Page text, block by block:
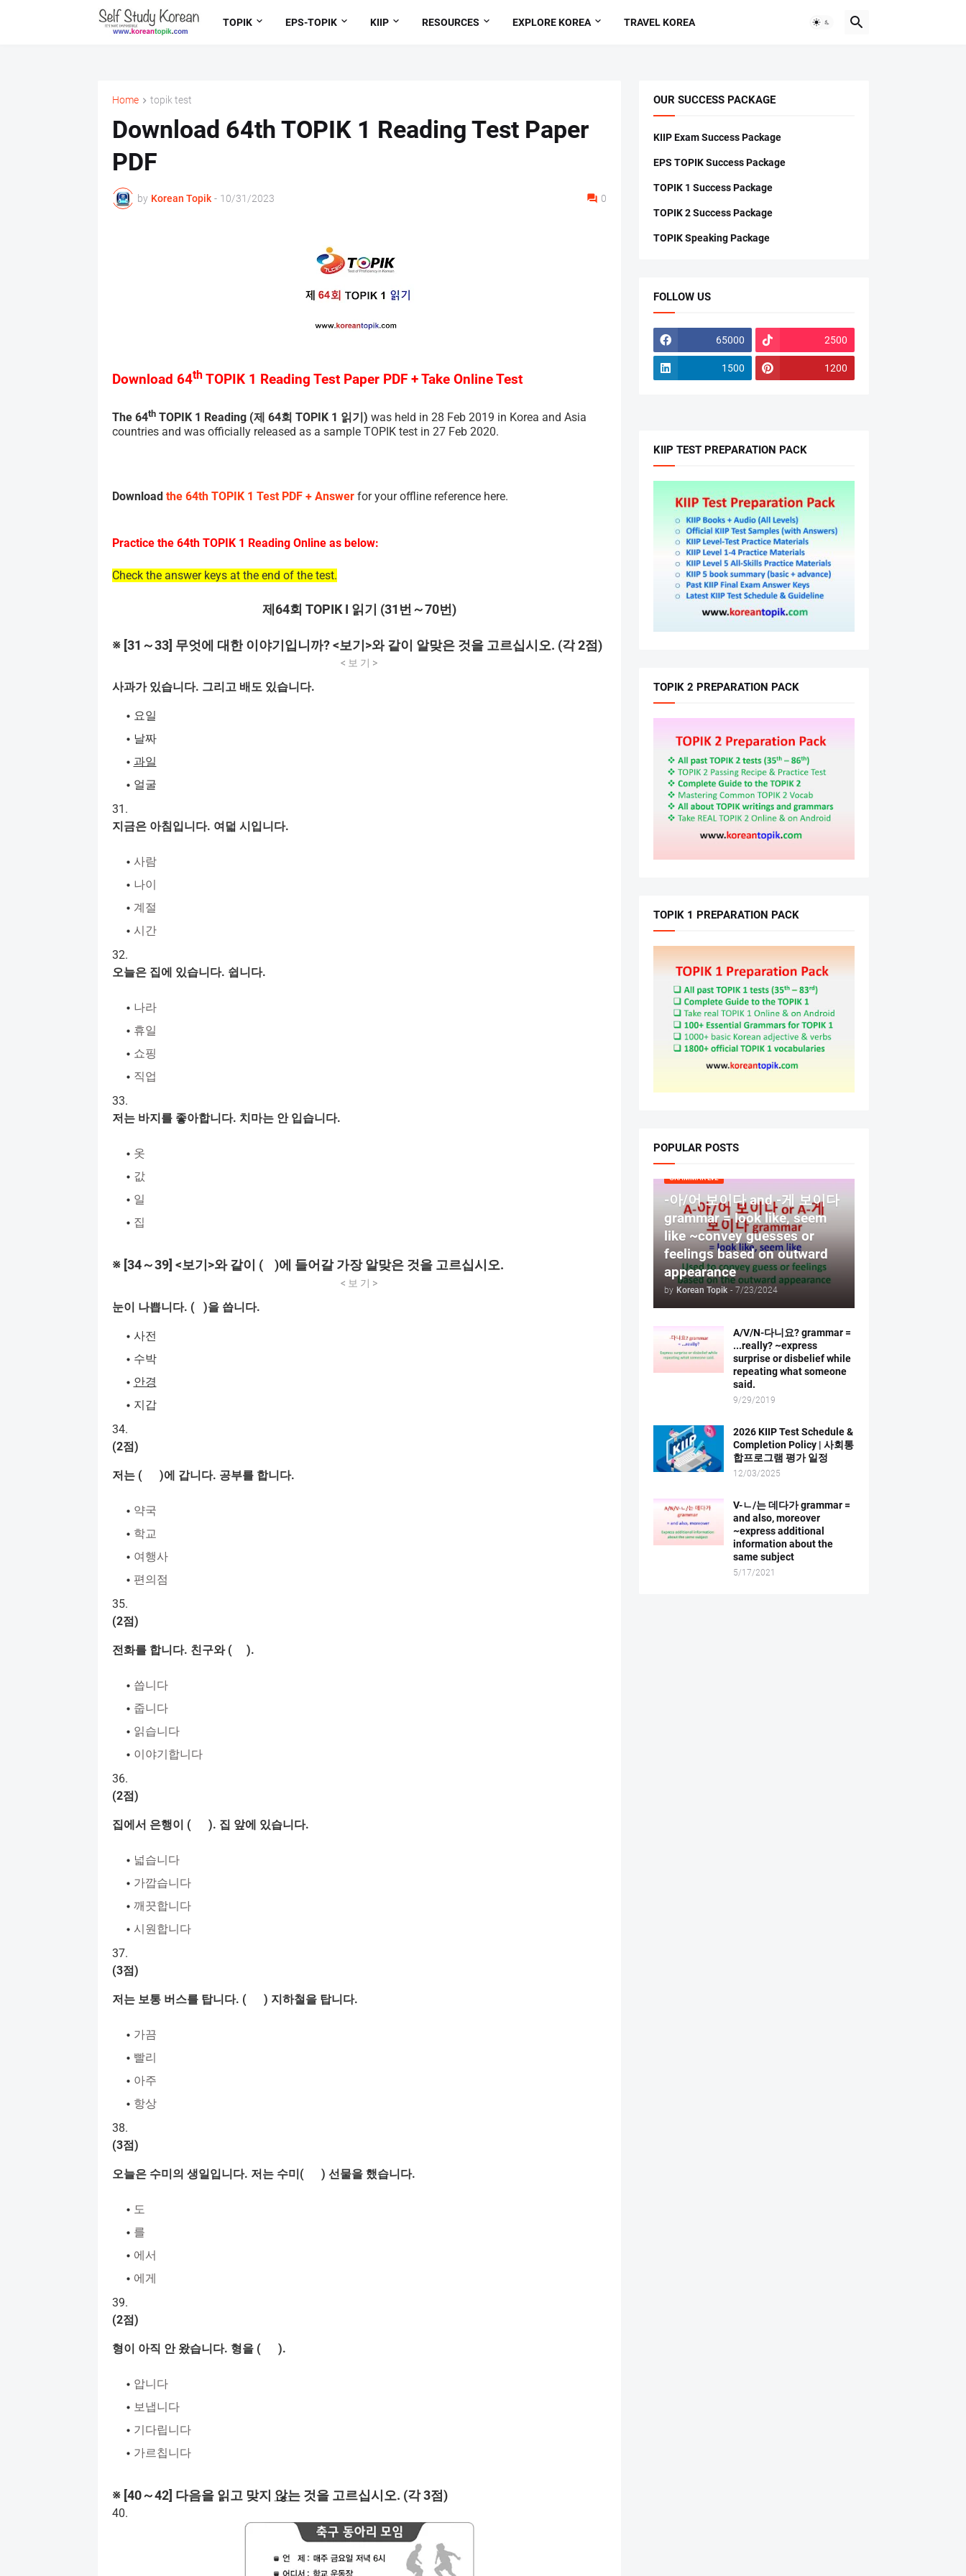
TOPIK EPS-TOPIK KIIP RESOURCES EXPLORE KOREA TRAVEL KOREA
Home topik test
Download 64th TOPIK 1 Reading Test Paper
PDF
by Korean Topik - 10/31/2023 0
Download 64thTOPIK 1 Reading Test Paper PDF + Take Online Test
The 64thTOPIK 1 Reading (제 64회 TOPIK 1 읽기) was held in 28 Feb 2019 in Korea and Asia
countries and was officially released as a sample TOPIK test in 27 Feb 2020.
Download the 64th TOPIK 1 Test PDF + Answer for your offline reference here.
Practice the 64th TOPIK 1 Reading Online as below:
Check the answer keys at the end of the test.
제64회 TOPIK I 읽기 (31 번～70번)
※[31 ～33] 무엇에 대한 이야기입니까? <보기>와 같이 알맞은 것을 고르십시오. (각2점)
< 보 기 >
사과가 있습니다. 그리고 배도 있습니다.
요일
날짜
과일
얼굴
31.
지금은 아침입니다. 여덟 시입니다.
사람
나이
계절
시간
32.
오늘은 집에 있습니다. 쉽니다.
나라
휴일
쇼핑
직업
33.
저는 바지를 좋아합니다. 치마는 안 입습니다.
옷
값
일
집
※[34～39] <보기>와 같이 ( )에 들어갈 가장 알맞은 것을 고르십시오.
< 보 기 >
눈이 나쁩니다. ( )을 씁니다.
사전
수박
안경
지갑
34.
(2점)
저는( )에 갑니다. 공부를 합니다.
약국
학교
여행사
편의점
35.
(2점)
전화를 합니다. 친구와( ).
씁니다
줍니다
읽습니다
이야기합니다
36.
(2점)
집에서 은행이 ( ). 집 앞에 있습니다.
넓습니다
가깝습니다
깨끗합니다
시원합니다
37.
(3점)
저는 보통 버스를 탑니다. ( ) 지하철을 탑니다.
가끔
빨리
아주
항상
38.
(3점)
오늘은 수미의 생일입니다. 저는 수미( ) 선물을 했습니다.
도
를
에서
에게
39.
(2점)
형이 아직 안 왔습니다. 형을( ).
압니다
보냅니다
기다립니다
가르칩니다
※[40～42] 다음을 읽고 맞지 않는 것을 고르십시오. (각3점)
40.
OUR SUCCESS PACKAGE
KIIP Exam Success Package
EPS TOPIK Success Package
TOPIK 1 Success Package
TOPIK 2 Success Package
TOPIK Speaking Package
FOLLOW US
65000 2500
1500 1200
KIIP TEST PREPARATION PACK
TOPIK 2 PREPARATION PACK
TOPIK 1 PREPARATION PACK
POPULAR POSTS
GRAMMAR LV2
-아/어 보이다 and -게 보이다
grammar = look like, seem
like ~convey guesses or
feelings based on outward
appearance
by Korean Topik - 7/23/2024
A/V/N-다니요? grammar =
...really? ~express
surprise or disbelief while
repeating what someone
said.
9/29/2019
2026 KIIP Test Schedule &
Completion Policy | 사회통
합프로그램 평가 일정
12/03/2025
V-ㄴ/는 데다가 grammar =
and also, moreover
~express additional
information about the
same subject
5/17/2021